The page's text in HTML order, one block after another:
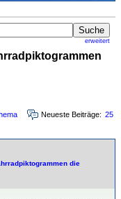
erweitert
Neueste Beiträge: 25
die